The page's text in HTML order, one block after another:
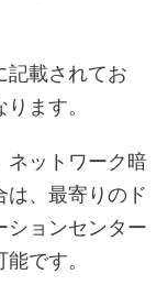
記載されてお
ます。
ネットワーク暗
は、最寄りのド
ションセンター
です。